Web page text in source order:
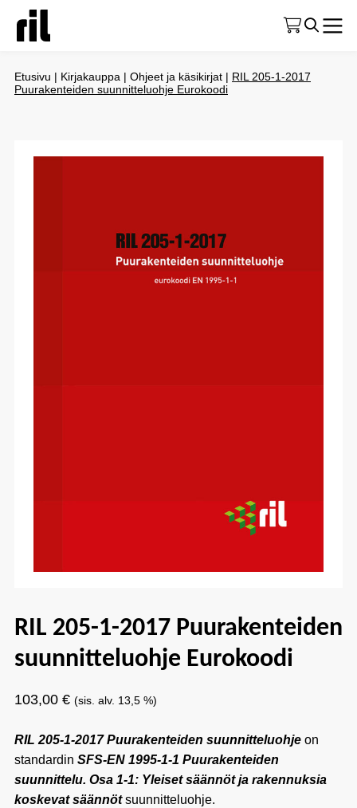
Etusivu | Kirjakauppa | Ohjeet ja käsikirjat | RIL 205-1-2017
Puurakenteiden suunnitteluohje Eurokoodi
RIL 205-1-2017 Puurakenteiden
suunnitteluohje Eurokoodi
103,00 € (sis. alv. 13,5 %)
RIL 205-1-2017 Puurakenteiden suunnitteluohje on
standardin SFS-EN 1995-1-1 Puurakenteiden
suunnittelu. Osa 1-1: Yleiset säännöt ja rakennuksia
koskevat säännötsuunnitteluohje.